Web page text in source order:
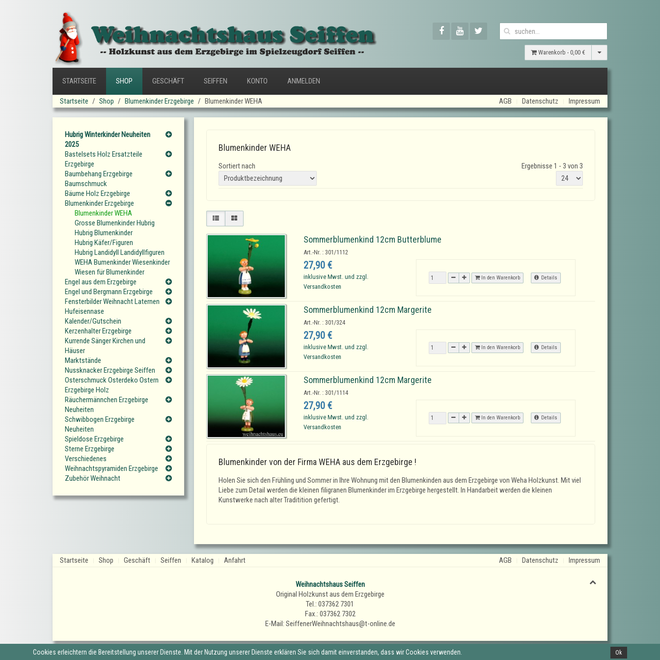
Warenkorb - 0,00 €
STARTSEITE SHOP GESCHÄFT SEIFFEN KONTO ANMELDEN
Startseite Shop Blumenkinder Erzgebirge Blumenkinder WEHA AGB Datenschutz Impressum
Blumenkinder WEHA
Sortiert nach Ergebnisse 1 - 3 von 3
Sommerblumenkind 12cm Butterblume
Art.-Nr. : 301/1112
27,90 €
inklusive Mwst. und zzgl.
Versandkosten
In den Warenkorb Details
Sommerblumenkind 12cm Margerite
Art.-Nr. : 301/324
27,90 €
inklusive Mwst. und zzgl.
Versandkosten
In den Warenkorb Details
Sommerblumenkind 12cm Margerite
Art.-Nr. : 301/1114
27,90 €
inklusive Mwst. und zzgl.
Versandkosten
In den Warenkorb Details
Blumenkinder von der Firma WEHA aus dem Erzgebirge !
Holen Sie sich den Frühling und Sommer in Ihre Wohnung mit den Blumenkinden aus dem Erzgebirge von Weha Holzkunst. Mit viel
Liebe zum Detail werden die kleinen filigranen Blumenkinder im Erzgebirge hergestellt. In Handarbeit werden die kleinen
Kunstwerke nach alter Traditition gefertigt.
Hubrig Winterkinder Neuheiten
2025
Bastelsets Holz Ersatzteile
Erzgebirge
Baumbehang Erzgebirge
Baumschmuck
Bäume Holz Erzgebirge
Blumenkinder Erzgebirge
Blumenkinder WEHA
Grosse Blumenkinder Hubrig
Hubrig Blumenkinder
Hubrig Käfer/Figuren
Hubrig Landidyll Landidyllfiguren
WEHA Bumenkinder Wiesenkinder
Wiesen für Blumenkinder
Engel aus dem Erzgebirge
Engel und Bergmann Erzgebirge
Fensterbilder Weihnacht Laternen
Hufeisennase
Kalender/Gutschein
Kerzenhalter Erzgebirge
Kurrende Sänger Kirchen und
Häuser
Marktstände
Nussknacker Erzgebirge Seiffen
Osterschmuck Osterdeko Ostern
Erzgebirge Holz
Räuchermännchen Erzgebirge
Neuheiten
Schwibbogen Erzgebirge
Neuheiten
Spieldose Erzgebirge
Sterne Erzgebirge
Verschiedenes
Weihnachtspyramiden Erzgebirge
Zubehör Weihnacht
Startseite Shop Geschäft Seiffen Katalog Anfahrt AGB Datenschutz Impressum
Weihnachtshaus Seiffen
Original Holzkunst aus dem Erzgebirge
Tel.: 037362 7301
Fax.: 037362 7302
E-Mail: SeiffenerWeihnachtshaus@t-online.de
Cookies erleichtern die Bereitstellung unserer Dienste. Mit der Nutzung unserer Dienste erklären Sie sich damit einverstanden, dass wir Cookies verwenden. Ok